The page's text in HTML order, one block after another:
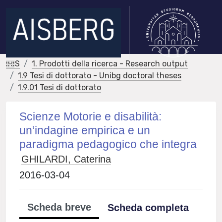
IRIS
1. Prodotti della ricerca - Research output
1.9 Tesi di dottorato - Unibg doctoral theses
1.9.01 Tesi di dottorato
Scienze Motorie e disabilità:
un’indagine empirica e un
paradigma pedagogico che integra
GHILARDI, Caterina
2016-03-04
Scheda breve Scheda completa